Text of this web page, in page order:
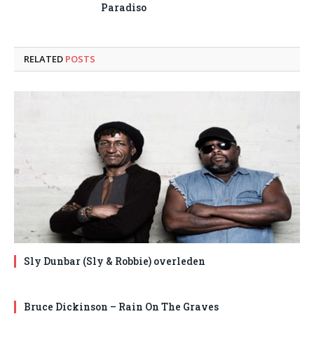
Paradiso
RELATED POSTS
Sly Dunbar (Sly & Robbie) overleden
Bruce Dickinson – Rain On The Graves